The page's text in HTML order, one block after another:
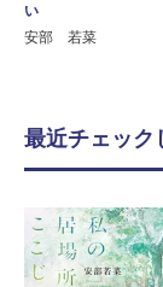
い
安部 若菜
最近チェック